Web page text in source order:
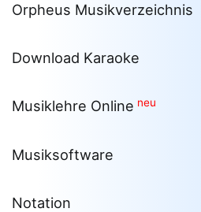
Orpheus Musikverzeichnis
Download Karaoke
Musiklehre Online neu
Musiksoftware
Notation